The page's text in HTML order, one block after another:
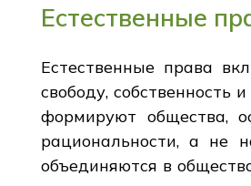
Естественные
Естественные права
свободу, собственность
формируют общества,
рациональности, а не
объединяются в